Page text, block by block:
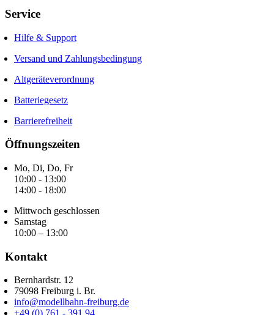
Service
Hilfe & Support
Versand und Zahlungsbedingung
Altgeräteverordnung
Batteriegesetz
Barrierefreiheit
Öffnungszeiten
Mo, Di, Do, Fr
10:00 - 13:00
14:00 - 18:00
Mittwoch geschlossen
Samstag
10:00 – 13:00
Kontakt
Bernhardstr. 12
79098 Freiburg i. Br.
info@modellbahn-freiburg.de